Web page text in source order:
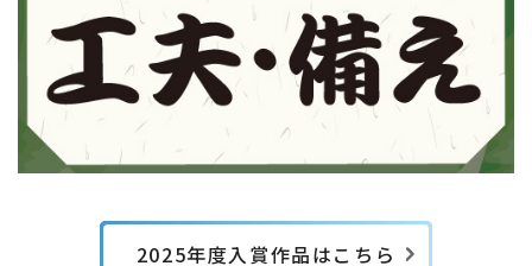
2025年度入賞作品はこちら